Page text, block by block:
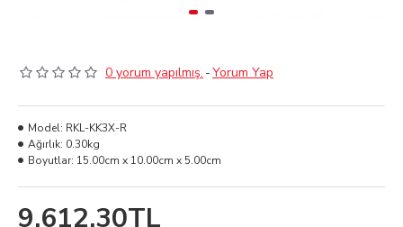
0 yorum yapılmış. -Yorum Yap
9.612,30TL
Model: RKL-KK3X-R
Ağırlık: 0.30kg
Boyutlar: 15.00cm x 10.00cm x 5.00cm